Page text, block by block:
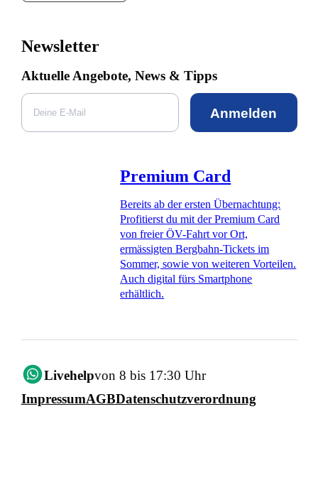
Newsletter
Aktuelle Angebote, News & Tipps
Anmelden
Premium Card
Bereits ab der ersten Übernachtung:
Profitierst du mit der Premium Card
von freier ÖV-Fahrt vor Ort,
ermässigten Bergbahn-Tickets im
Sommer, sowie von weiteren Vorteilen.
Auch digital fürs Smartphone
erhältlich.
Livehelpvon 8 bis 17:30 Uhr
ImpressumAGBDatenschutzverordnung